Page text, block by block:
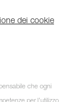
dei cookie
che ogni